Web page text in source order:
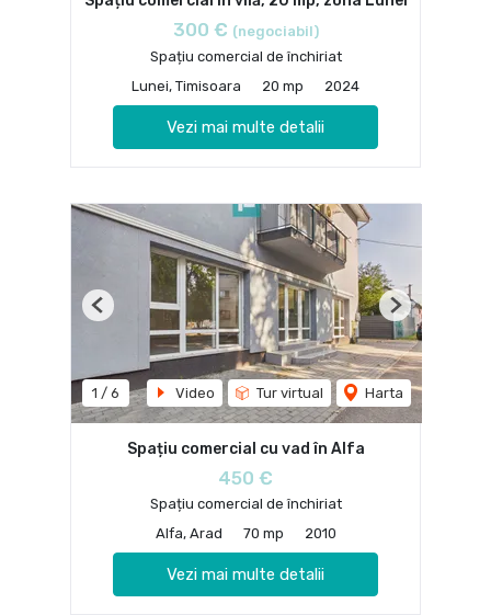
300 € (negociabil)
Spațiu comercial de închiriat
Lunei, Timisoara
20 mp 2024
Vezi mai multe detalii
1 / 6 Video Tur virtual Harta
Previous Next
Spațiu comercial cu vad în Alfa
450 €
Spațiu comercial de închiriat
Alfa, Arad
70 mp 2010
Vezi mai multe detalii